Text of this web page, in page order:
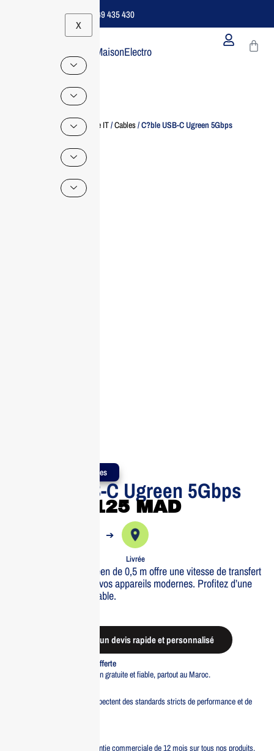
Support B2B Dédié | 06 49 435 430
X
MaisonElectro
/ Accessoire IT/Cables/ C?ble USB-C Ugreen 5Gbps
Produits Authentiques
C?ble USB-C Ugreen 5Gbps
125 MAD
➔
Livrée
Ce c?ble USB-C Ugreen de 0,5 m offre une vitesse de transfert
de 5 Gbps, id?al pour vos appareils modernes. Profitez d’une
connexion rapide et fiable.
Demander un devis rapide et personnalisé
Livraison standard offerte
Profitez d’une livraison gratuite et fiable, partout au Maroc.
Tous nos produits respectent des standards stricts de performance et de
Bénéficiez d’une garantie commerciale de 12 mois sur tous nos produits.